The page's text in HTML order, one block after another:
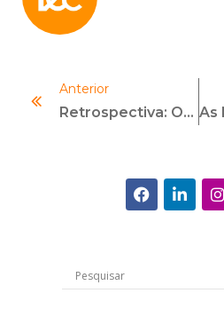
Anterior
Retrospectiva: Os 7 Assuntos Que Mais Bombaram No Ano